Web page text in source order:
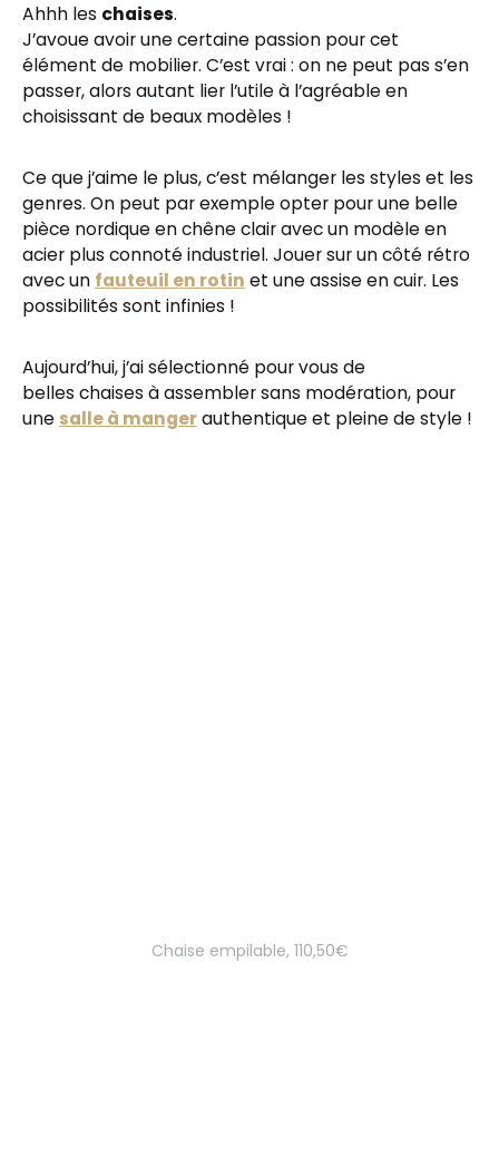
Ahhh les chaises.
J’avoue avoir une certaine passion pour cet
élément de mobilier. C’est vrai : on ne peut pas s’en
passer, alors autant lier l’utile à l’agréable en
choisissant de beaux modèles !
Ce que j’aime le plus, c’est mélanger les styles et les
genres. On peut par exemple opter pour une belle
pièce nordique en chêne clair avec un modèle en
acier plus connoté industriel. Jouer sur un côté rétro
avec un fauteuil en rotin et une assise en cuir. Les
possibilités sont infinies !
Aujourd’hui, j’ai sélectionné pour vous de
belles chaises à assembler sans modération, pour
une salle à mangerauthentique et pleine de style !
Chaise empilable, 110,50€